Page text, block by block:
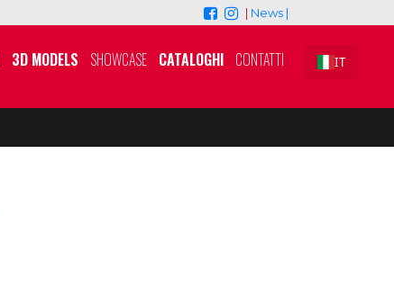
IT
| News |
3D MODELS SHOWCASE CATALOGHI CONTATTI